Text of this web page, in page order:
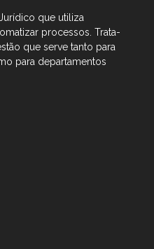
que utiliza
processos. Trata-
que serve tanto para
para departamentos